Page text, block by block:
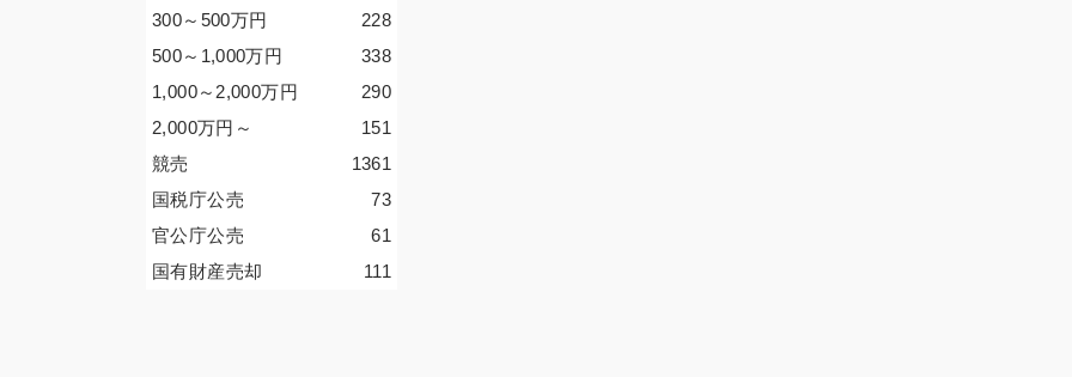
228
300～500万円
338
500～1,000万円
290
1,000～2,000万円
151
2,000万円 ～
1361
競売
73
国税庁公売
61
官公庁公売
111
国有財産売却